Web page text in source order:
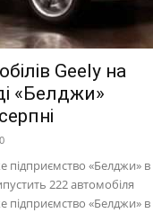
Geely на
«Белджи»
підприємство «Белджи» в
222 автомобіля
підприємство «Белджи» в